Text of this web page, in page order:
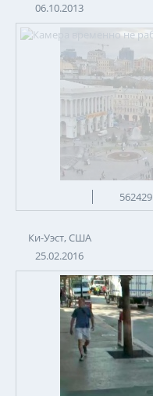
06.10.2013
562429
Ки-Уэст, США
25.02.2016